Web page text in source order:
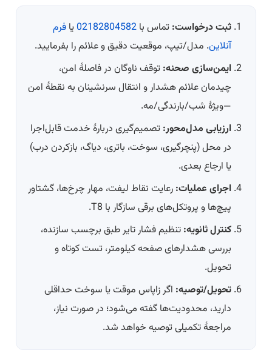
ثبت درخواست: تماس با 02182804582یا فرم
آنلاین. مدل/تیپ، موقعیت دقیق و علائم را بفرمایید.
ایمن‌سازی صحنه: توقف ناوگان در فاصلهٔ امن،
چیدمان علائم هشدار و انتقال سرنشینان به نقطهٔ امن
—ویژهٔ شب/بارندگی/مه.
ارزیابی مدل‌محور: تصمیم‌گیری دربارهٔ خدمت قابل‌اجرا
در محل (پنچرگیری، سوخت، باتری، دیاگ، بازکردن درب)
یا ارجاع بعدی.
اجرای عملیات: رعایت نقاط لیفت، مهار چرخ‌ها، گشتاور
پیچ‌ها و پروتکل‌های برقی سازگار با T8.
کنترل ثانویه: تنظیم فشار تایر طبق برچسب سازنده،
بررسی هشدارهای صفحه کیلومتر، تست کوتاه و
تحویل.
تحویل/توصیه: اگر زاپاس موقت یا سوخت حداقلی
دارید، محدودیت‌ها گفته می‌شود؛ در صورت نیاز،
مراجعهٔ تکمیلی توصیه خواهد شد.